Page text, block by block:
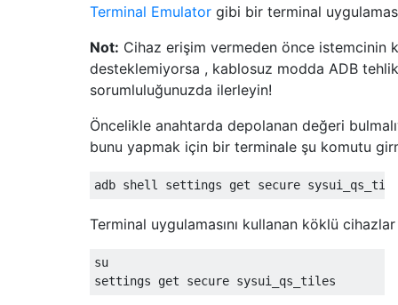
Terminal Emulator gibi bir terminal
Not: Cihaz erişim vermeden önce istemcinin
desteklemiyorsa , kablosuz modda ADB
sorumluluğunuzda ilerleyin!
Öncelikle anahtarda depolanan değeri
bunu yapmak için bir terminale şu komutu
Terminal uygulamasını kullanan köklü
su